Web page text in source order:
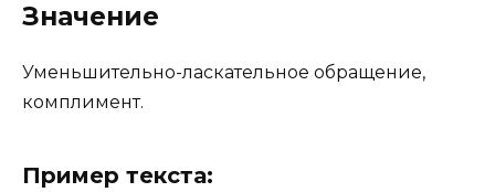
Значение
Уменьшительно-ласкательное обращение,
комплимент.
Пример текста: